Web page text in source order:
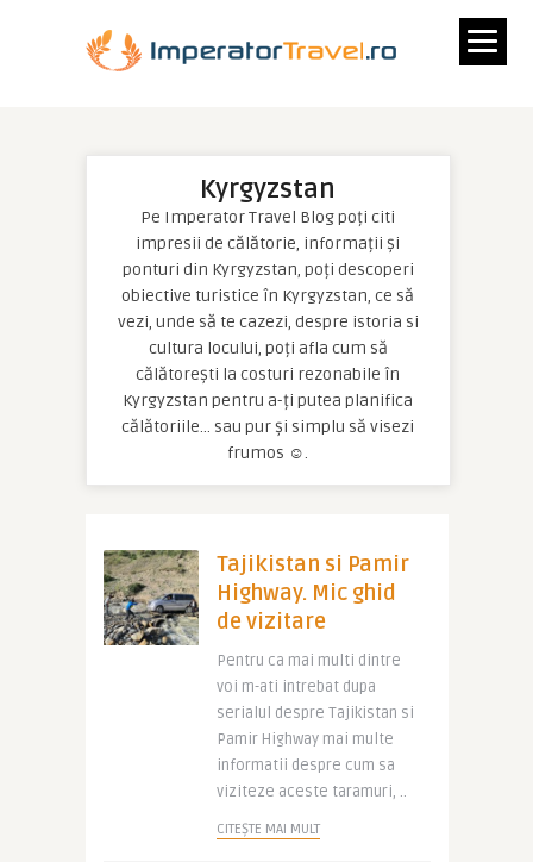
Kyrgyzstan
Pe Imperator Travel Blog poți citi
impresii de călătorie, informații și
ponturi din Kyrgyzstan, poți descoperi
obiective turistice în Kyrgyzstan, ce să
vezi, unde să te cazezi, despre istoria si
cultura locului, poți afla cum să
călătorești la costuri rezonabile în
Kyrgyzstan pentru a-ți putea planifica
călătoriile… sau pur și simplu să visezi
frumos ☺.
Tajikistan si Pamir
Highway. Mic ghid
de vizitare
Pentru ca mai multi dintre
voi m-ati intrebat dupa
serialul despre Tajikistan si
Pamir Highway mai multe
informatii despre cum sa
viziteze aceste taramuri, ..
CITEȘTE MAI MULT